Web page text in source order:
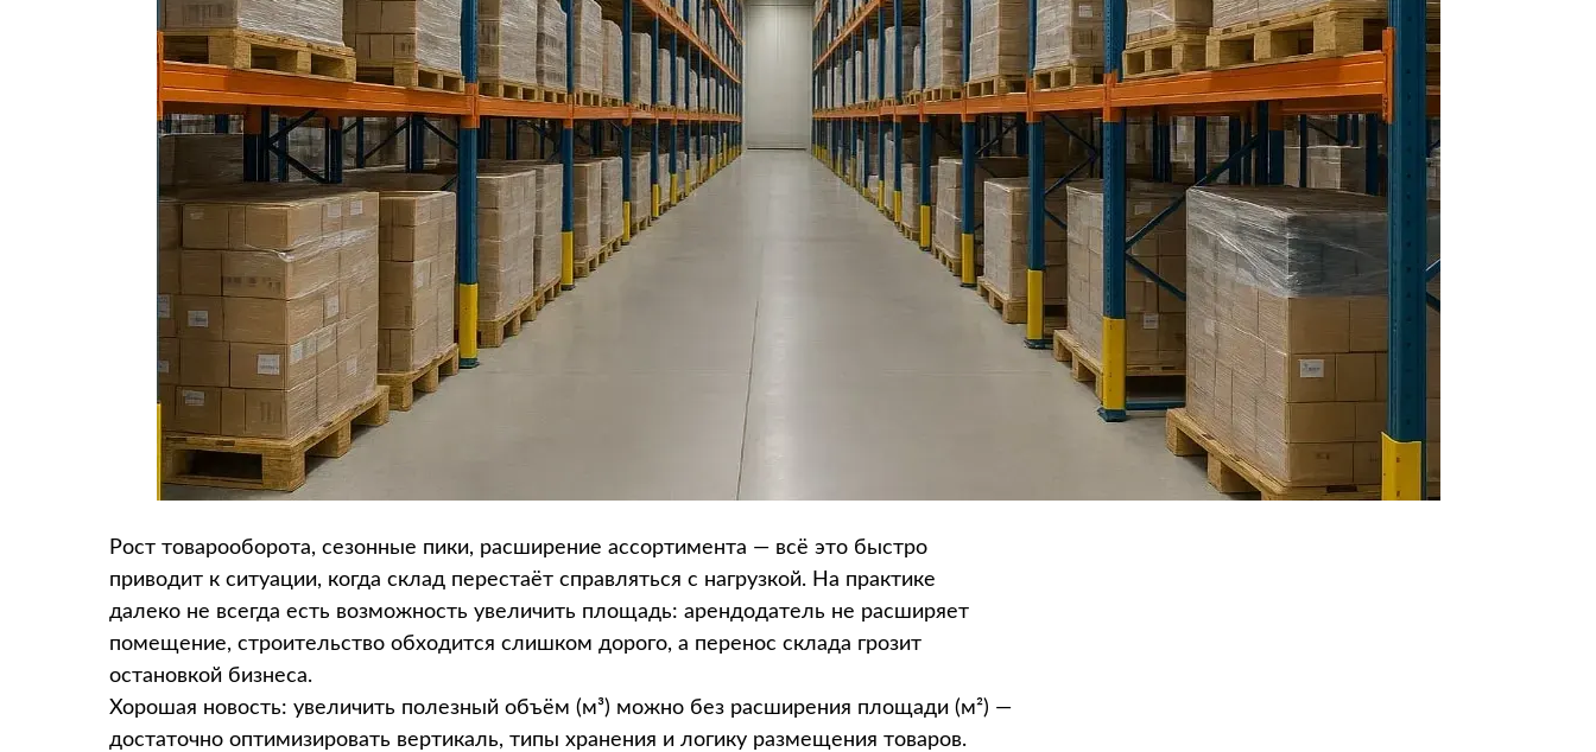
Рост товарооборота, сезонные пики, расширение ассортимента — всё это быстро
приводит к ситуации, когда склад перестаёт справляться с нагрузкой. На практике
далеко не всегда есть возможность увеличить площадь: арендодатель не расширяет
помещение, строительство обходится слишком дорого, а перенос склада грозит
остановкой бизнеса.
Хорошая новость: увеличить полезный объём (м³) можно без расширения площади (м²) —
достаточно оптимизировать вертикаль, типы хранения и логику размещения товаров.